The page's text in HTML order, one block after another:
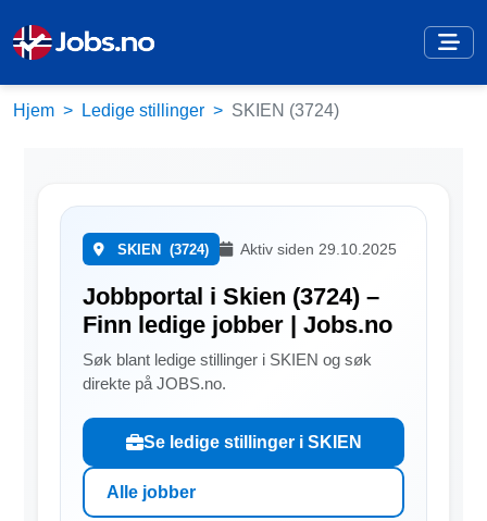
Hjem Ledige stillinger SKIEN (3724)
SKIEN (3724) Aktiv siden 29.10.2025
Jobbportal i Skien (3724) –
Finn ledige jobber | Jobs.no
Søk blant ledige stillinger i SKIEN og søk
direkte på JOBS.no.
Se ledige stillinger i SKIEN
Alle jobber